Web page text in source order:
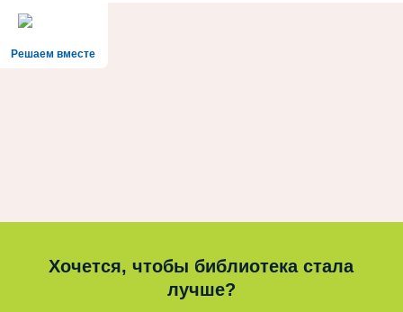
Решаем вместе
Хочется, чтобы библиотека стала
лучше?